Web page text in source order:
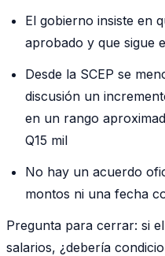
El gobierno insiste en
aprobado y que sigue
Desde la SCEP se
discusión un
en un rango
Q15 mil
No hay un acuerdo
montos ni una fecha
Pregunta para cerrar: si
salarios, ¿debería